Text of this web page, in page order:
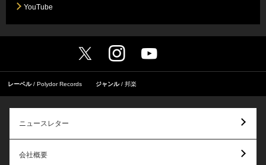
YouTube
レーベル Polydor Records ジャンル 邦楽
ニュースレター
会社概要